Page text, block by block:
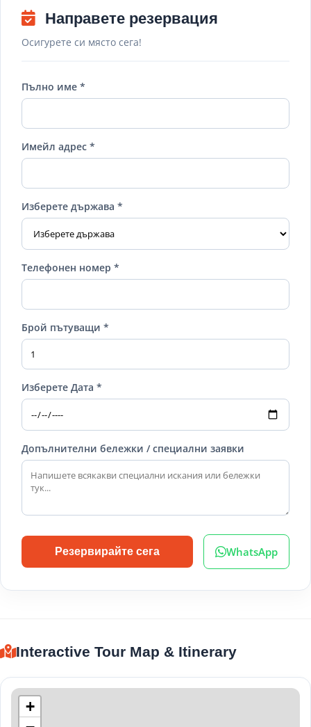
Направете резервация
Осигурете си място сега!
Пълно име *
Имейл адрес *
Изберете държава *
Телефонен номер *
Брой пътуващи *
Изберете Дата *
Допълнителни бележки / специални заявки
Резервирайте сега WhatsApp
Interactive Tour Map & Itinerary
+